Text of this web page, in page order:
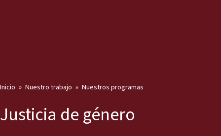
Inicio Nuestro trabajo Nuestros programas
Justicia de género